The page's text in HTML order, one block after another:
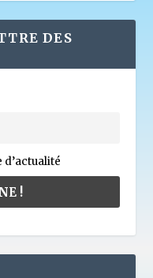
DES
d’actualité